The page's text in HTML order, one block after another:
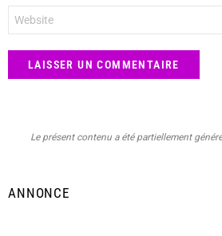
web
Le présent contenu a été partiellement
ANNONCE